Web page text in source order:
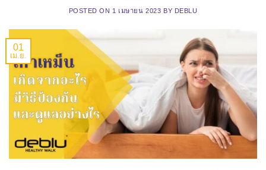
POSTED ON 1 เมษายน 2023 BY DEBLU
01
เม.ย.